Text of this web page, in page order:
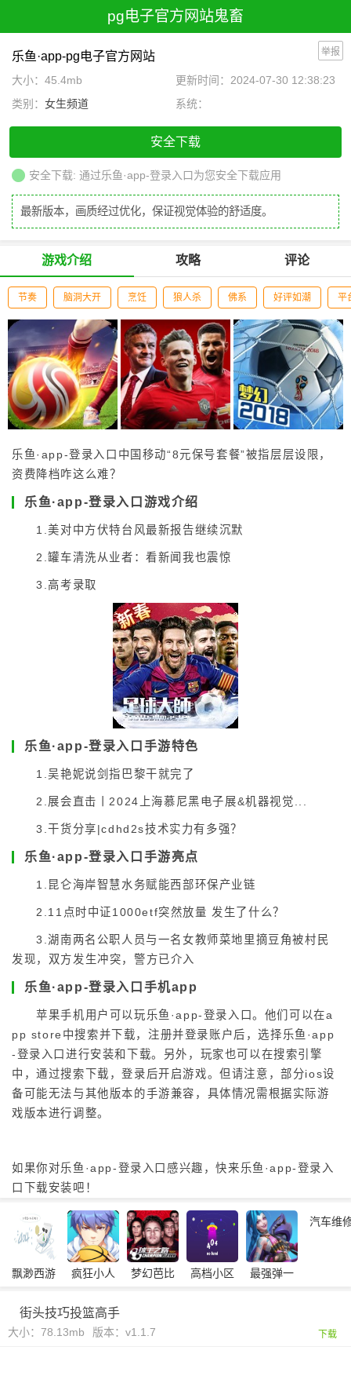
pg电子官方网站鬼畜
乐鱼·app-pg电子官方网站
大小：45.4mb
更新时间：2024-07-30 12:38:23
类别： 女生频道 系统：
举报
安全下载
安全下载: 通过乐鱼·app-登录入口为您安全下载应用
最新版本，画质经过优化，保证视觉体验的舒适度。
游戏介绍 攻略 评论
节奏 脑洞大开 烹饪 狼人杀 佛系 好评如潮 平
乐鱼·app-登录入口中国移动“8元保号套餐”被指层层设限，
资费降档咋这么难？
乐鱼·app-登录入口游戏介绍
1.美对中方伏特台风最新报告继续沉默
2.罐车清洗从业者：看新闻我也震惊
3.高考录取
乐鱼·app-登录入口手游特色
1.吴艳妮说剑指巴黎干就完了
2.展会直击丨2024上海慕尼黑电子展&机器视觉...
3.干货分享|cdhd2s技术实力有多强？
乐鱼·app-登录入口手游亮点
1.昆仑海岸智慧水务赋能西部环保产业链
2.11点时中证1000etf突然放量 发生了什么？
3.湖南两名公职人员与一名女教师菜地里摘豆角被村民
发现，双方发生冲突，警方已介入
乐鱼·app-登录入口手机app
苹果手机用户可以玩乐鱼·app-登录入口。他们可以在a
pp store中搜索并下载，注册并登录账户后，选择乐鱼·app
-登录入口进行安装和下载。另外，玩家也可以在搜索引擎
中，通过搜索下载，登录后开启游戏。但请注意，部分ios设
备可能无法与其他版本的手游兼容，具体情况需根据实际游
戏版本进行调整。
如果你对乐鱼·app-登录入口感兴趣，快来乐鱼·app-登录入
口下载安装吧！
飘渺西游
疯狂小人
梦幻芭比
高档小区
最强弹一
汽车维
街头技巧投篮高手
大小：78.13mb 版本：v1.1.7 下载